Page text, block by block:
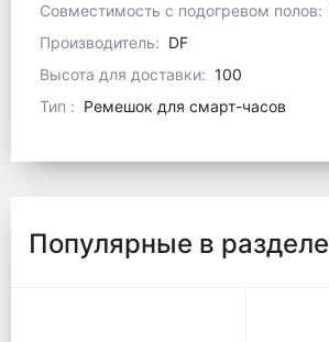
Совместимость с подогревом полов:
Производитель: DF
Высота для доставки: 100
Тип : Ремешок для смарт-часов
Популярные в разделе